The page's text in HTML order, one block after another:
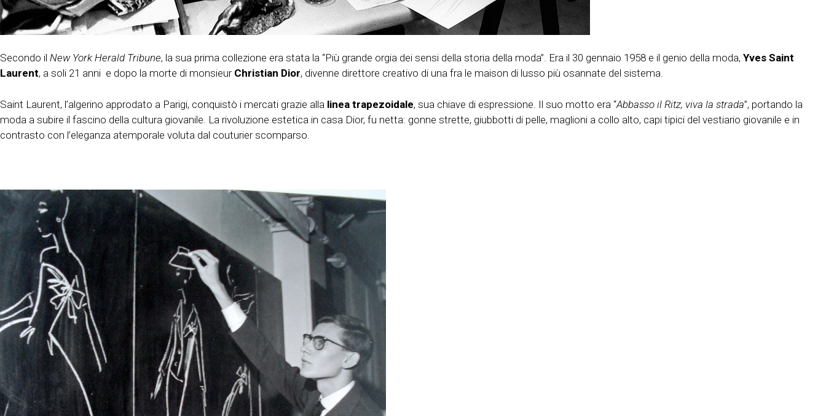
Secondo il New York Herald Tribune, la sua prima collezione era stata la “Più grande orgia dei sensi della storia della moda”. Era il 30 gennaio 1958 e il genio della moda, Yves Saint
Laurent, a soli 21 anni e dopo la morte di monsieur Christian Dior, divenne direttore creativo di una fra le maison di lusso più osannate del sistema.
Saint Laurent, l’algerino approdato a Parigi, conquistò i mercati grazie alla linea trapezoidale, sua chiave di espressione. Il suo motto era “Abbasso il Ritz, viva la strada”, portando la
moda a subire il fascino della cultura giovanile. La rivoluzione estetica in casa Dior, fu netta: gonne strette, giubbotti di pelle, maglioni a collo alto, capi tipici del vestiario giovanile e in
contrasto con l’eleganza atemporale voluta dal couturier scomparso.